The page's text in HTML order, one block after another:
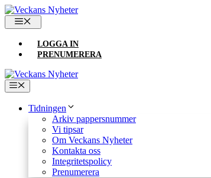
Hoppa
till
innehåll
LOGGA IN
PRENUMERERA
Meny
Tidningen
Arkiv pappersnummer
Vi tipsar
Om Veckans Nyheter
Kontakta oss
Integritetspolicy
Prenumerera